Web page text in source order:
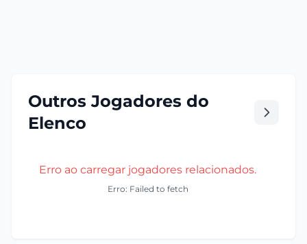
Outros Jogadores do
Elenco
Erro ao carregar jogadores relacionados.
Erro: Failed to fetch